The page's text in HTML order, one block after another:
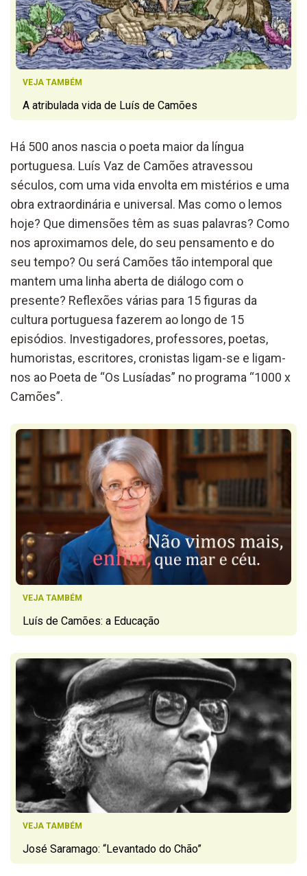
VEJA TAMBÉM
A atribulada vida de Luís de Camões
Há 500 anos nascia o poeta maior da língua
portuguesa. Luís Vaz de Camões atravessou
séculos, com uma vida envolta em mistérios e uma
obra extraordinária e universal. Mas como o lemos
hoje? Que dimensões têm as suas palavras? Como
nos aproximamos de le, do seu pensamento e do
seu tempo? Ou será Camões tão intemporal que
mantem uma linha aberta de diálogo com o
presente? Reflexões várias para 15figuras da
cultura portuguesa fazerem ao longo de 15
episódios. Investigadores, professores, poetas,
humoristas, escritores, cronistas ligam-se e ligam-
nos ao Poeta de “Os Lusíadas” no programa “1000 x
Camões”.
VEJA TAMBÉM
Luís de Camões: a Educação
VEJA TAMBÉM
José Saramago: “Levantado do Chão”